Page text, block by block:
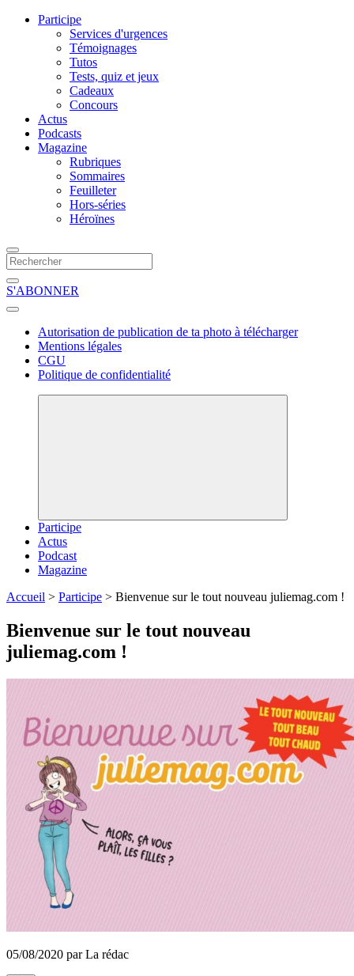
Participe
Services d'urgences
Témoignages
Tutos
Tests, quiz et jeux
Cadeaux
Concours
Actus
Podcasts
Magazine
Rubriques
Sommaires
Feuilleter
Hors-séries
Héroïnes
S'ABONNER
Autorisation de publication de ta photo à télécharger
Mentions légales
CGU
Politique de confidentialité
Participe
Actus
Podcast
Magazine
Accueil > Participe > Bienvenue sur le tout nouveau juliemag.com !
Bienvenue sur le tout nouveau
juliemag.com !
05/08/2020 par La rédac